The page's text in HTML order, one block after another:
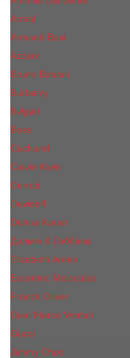
Armaf
Armand Basi
Azzaro
Bruno Banani
Burberry
Bvlgari
Boss
Cacharel
Calvin Klein
Cerruti
Davidoff
Donna Karan
Дольче & Габбана
Elizabeth Arden
Escentric Molecules
Franck Oliver
Gian Marco Venturi
Gucci
Jimmy Choo